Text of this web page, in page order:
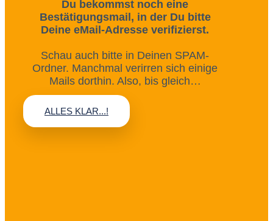
Du bekommst noch eine
Bestätigungsmail, in der Du bitte
Deine eMail-Adresse verifizierst.
Schau auch bitte in Deinen SPAM-
Ordner. Manchmal verirren sich einige
Mails dorthin. Also, bis gleich…
ALLES KLAR...!